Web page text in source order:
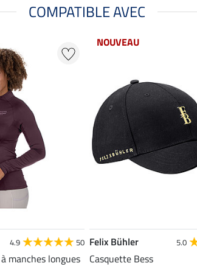
COMPATIBLE AVEC
4.9 50
manches longues
NOUVEAU
Felix Bühler 5.0
Casquette Bess